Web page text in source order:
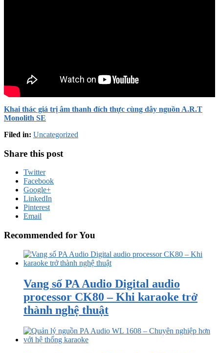
Khai thác giá trị âm thanh đích thực cùng dây nguồn A.R.T
Monolith SE
Filed in: Uncategorized
Share this post
Twitter
Facebook
Google+
LinkedIn
Pinterest
Email
Recommended for You
Vang số PA Audio Digital audio
processor CK80 – Khi karaoke trở
thành nghệ thuật